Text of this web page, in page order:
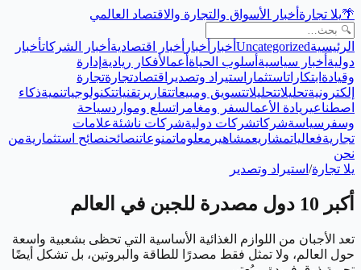
🌴يلا تجارة أخبار الأسواق والتجارة والاقتصاد العالمي
الرئيسيةUncategorized أخبار أخبار أخبار اقتصادية أخبار الشركاتأخبار
دولية أخبار سياسية أسلوب الحياة أعمالأفكار ريادية إدارة
وقيادة ابتكاراتاستثمار استيراد وتصدير اقتصادتجارةتجارة
إلكترونيةتحليلاتتحليلاتتسويق ومبيعاتتقارير تقنياتتكنولوجياتنميةذكاء
اصطناعيريادة الأعمالسفر ومغامراتسلع ومواردسياحة
وسفر سياسةشركاتشركات دوليةشركات ناشئةعلامات
تجاريةفعالياتمشاريعمشاهير معلوماتمنوعاتنصائحنصائح استثماريةمن
نحن
يلا تجارة/ استيراد وتصدير
أكبر 10 دول مصدرة للجبن في العالم
تعد الأجبان من اللوازم الغذائية الأساسية التي تحظى بشعبية واسعة
حول العالم، ولا تمثل فقط مصدرًا للطاقة والبروتين، بل تشكل أيضًا